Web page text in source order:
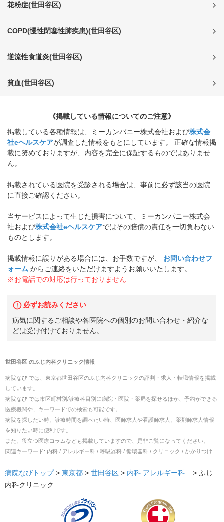
花粉症(世田谷区)
COPD(慢性閉塞性肺疾患)(世田谷区)
逆流性食道炎(世田谷区)
貧血(世田谷区)
《掲載している情報についてのご注意》
掲載している各種情報は、ミーカンパニー株式会社および株式会
社eヘルスケアが調査した情報をもとにしています。 正確な情報掲
載に努めておりますが、内容を完全に保証するものではありませ
ん。
掲載されている医院を受診される場合は、事前に必ず該当の医院
に直接ご確認ください。
当サービスによって生じた損害について、ミーカンパニー株式会
社および株式会社eヘルスケアではその賠償の責任を一切負わない
ものとします。
掲載情報に誤りがある場合には、お手数ですが、
お問い合わせフ
ォーム からご連絡をいただけますようお願いいたします。
※お電話での対応は行っておりません
必ずお読みください
病気に関するご相談や各医院への個別のお問い合わせ・紹介な
どは受け付けておりません。
世田谷区のふじ内科クリニック情報
病院なび では、 東京都世田谷区のふじ内科クリニックの評判・求人・転職情報を掲載
しています。
病院なび では市区町村別/診療科目別に病院・医院・薬局を探せるほか、予約ができる
医療機関や、キーワードでの検索も可能です。
病院を探したい時、診療時間を調べたい時、医師求人や看護師求人、薬剤師求人情報
を知りたい時に便利です。
また、役立つ医療コラムなども掲載していますので、是非ご覧になってください。
関連キーワード: 内科 / アレルギー科 / 呼吸器科 / 循環器科 / クリニック / かかりつけ
病院なびトップ > 東京都 > 世田谷区 > 内科 アレルギー科... > ふじ
内科クリニック